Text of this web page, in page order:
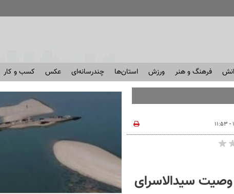
فرهنگ و هنر ورزش استان‌ها چندرسانه‌ای عکس کسب و کار
سیدالاسرای